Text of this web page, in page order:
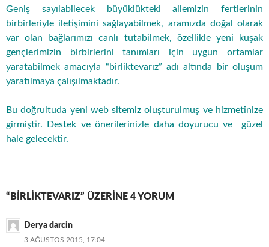
Geniş sayılabilecek büyüklükteki ailemizin fertlerinin
birbirleriyle iletişimini sağlayabilmek, aramızda doğal olarak
var olan bağlarımızı canlı tutabilmek, özellikle yeni kuşak
gençlerimizin birbirlerini tanımları için uygun ortamlar
yaratabilmek amacıyla “birliktevarız” adı altında bir oluşum
yaratılmaya çalışılmaktadır.
Bu doğrultuda yeni web sitemiz oluşturulmuş ve hizmetinize
girmiştir. Destek ve önerilerinizle daha doyurucu ve güzel
hale gelecektir.
“BİRLİKTEVARIZ” ÜZERINE 4 YORUM
Derya darcin
3 AĞUSTOS 2015, 17:04